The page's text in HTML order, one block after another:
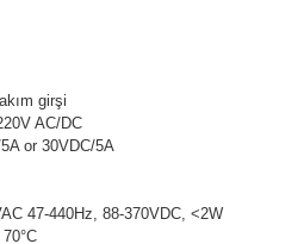
girşi
AC/DC
or 30VDC/5A
47-440Hz, 88-370VDC, <2W